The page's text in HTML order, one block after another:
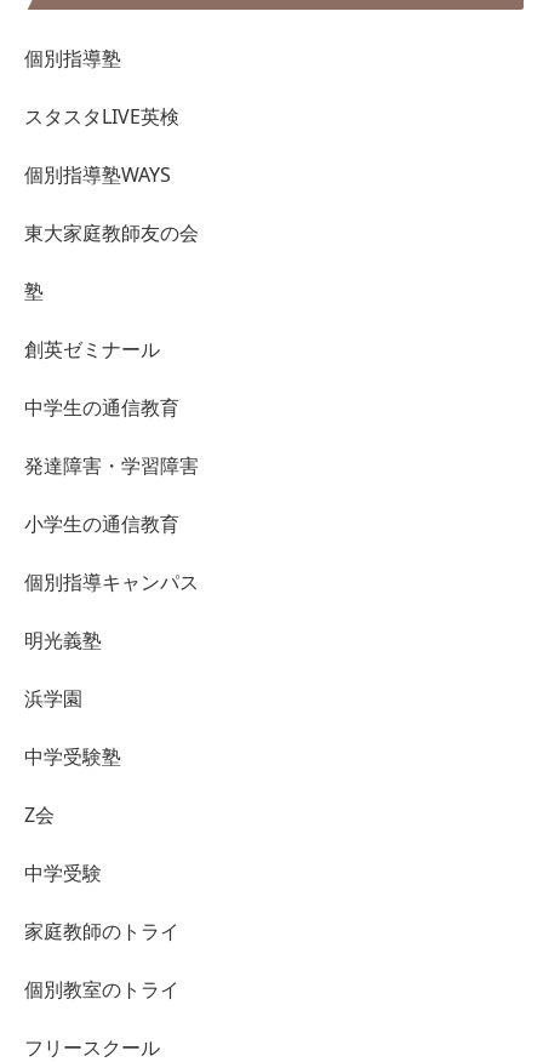
個別指導塾
スタスタLIVE英検
個別指導塾WAYS
東大家庭教師友の会
塾
創英ゼミナール
中学生の通信教育
発達障害・学習障害
小学生の通信教育
個別指導キャンパス
明光義塾
浜学園
中学受験塾
Z会
中学受験
家庭教師のトライ
個別教室のトライ
フリースクール